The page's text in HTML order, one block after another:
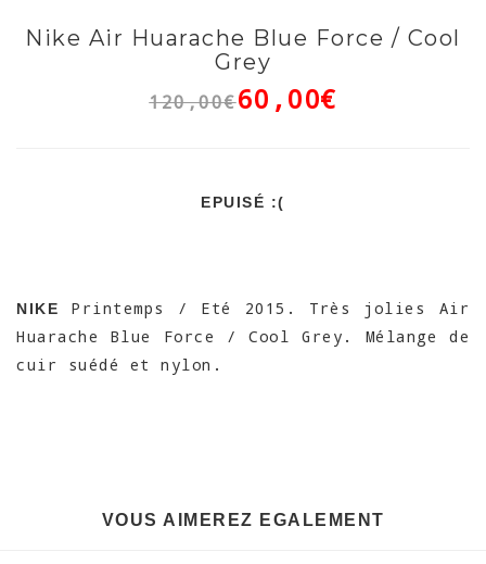
Nike Air Huarache Blue Force / Cool
Grey
120,00€60,00€
EPUISÉ :(
NIKE
Printemps / Eté 2015. Très jolies Air
Huarache Blue Force / Cool Grey. Mélange de
cuir suédé et nylon.
VOUS AIMEREZ EGALEMENT